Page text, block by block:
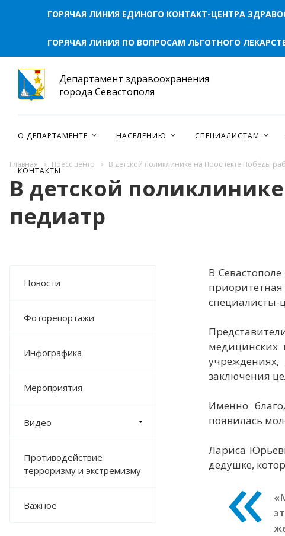
Главная Пресс центр В детской поликлинике на Проспекте Победы
В детской
педиатр
Новости
Фоторепортажи
Инфографика
Мероприятия
Видео
Противодействие
терроризму и экстремизму
Важное
В
специалисты-
медицинских
заключения
Именно
появилась
Лариса
дедушке,
ГОРЯЧАЯ ЛИНИЯ ЕДИНОГО КОНТАКТ-ЦЕНТРА
ГОРЯЧАЯ ЛИНИЯ ПО ВОПРОСАМ ЛЬГОТНОГО
Департамент здравоохранения
города Севастополя
О ДЕПАРТАМЕНТЕ НАСЕЛЕНИЮ СПЕЦИАЛИСТАМ
КОНТАКТЫ